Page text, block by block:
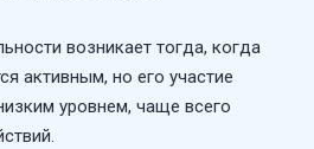
возникает тогда, когда
активным, но его участие
уровнем, чаще всего